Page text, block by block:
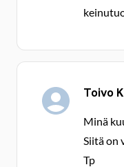
Toivo
Minä
Siitä on
Tp